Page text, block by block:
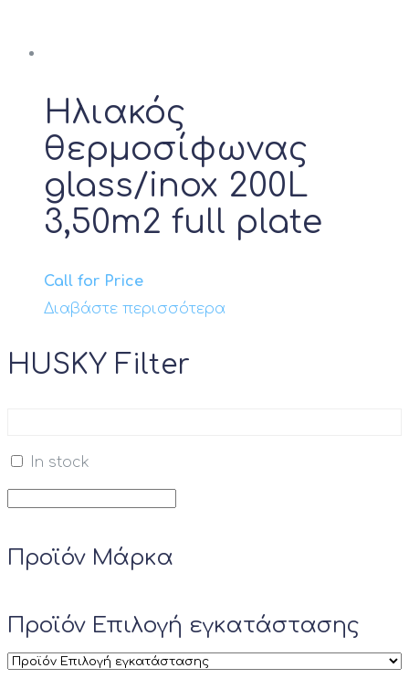
Ηλιακός
θερμοσίφωνας
glass/inox 200L
3,50m2 full plate
Call for Price
Διαβάστε περισσότερα
HUSKY Filter
In stock
Προϊόν Μάρκα
Προϊόν Επιλογή εγκατάστασης